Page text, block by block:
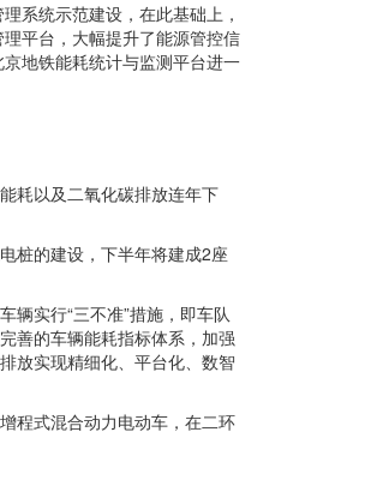
系统示范建设，在此基础上，
平台，大幅提升了能源管控信
地铁能耗统计与监测平台进一
耗以及二氧化碳排放连年下
桩的建设，下半年将建成2座
辆实行“三不准”措施，即车队
善的车辆能耗指标体系，加强
放实现精细化、平台化、数智
程式混合动力电动车，在二环